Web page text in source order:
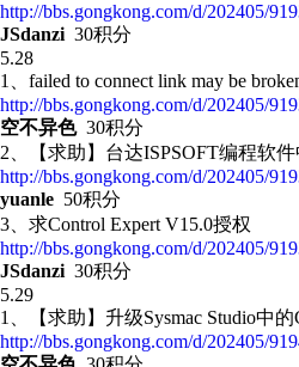
http://bbs.gongkong.com/d/202405/
JSdanzi 30积分
5.28
1、failed to connect link may be
http://bbs.gongkong.com/d/202405/
空不异色 30积分
2、【求助】台达ISPSOFT编程软
http://bbs.gongkong.com/d/202405/
yuanle 50积分
3、求Control Expert V15.0授权
http://bbs.gongkong.com/d/202405/
JSdanzi 30积分
5.29
1、【求助】升级Sysmac Studio中
http://bbs.gongkong.com/d/202405/